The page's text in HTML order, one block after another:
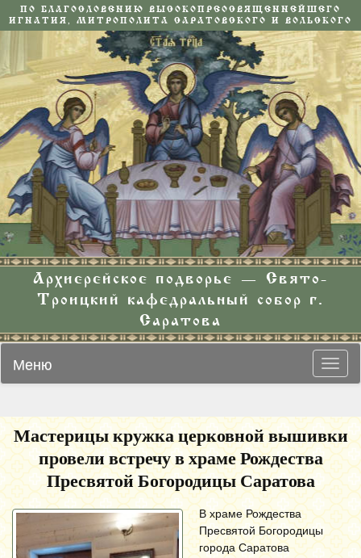
ПО БЛАГОСЛОВЕНИЮ ВЫСОКОПРЕОСВЯЩЕННЕЙШЕГО
ИГНАТИЯ, МИТРОПОЛИТА САРАТОВСКОГО И ВОЛЬСКОГО
Архиерейское подворье — Свято-
Троицкий кафедральный собор г.
Саратова
Меню
Мастерицы кружка церковной вышивки
провели встречу в храме Рождества
Пресвятой Богородицы Саратова
В храме Рождества
Пресвятой Богородицы
города Саратова